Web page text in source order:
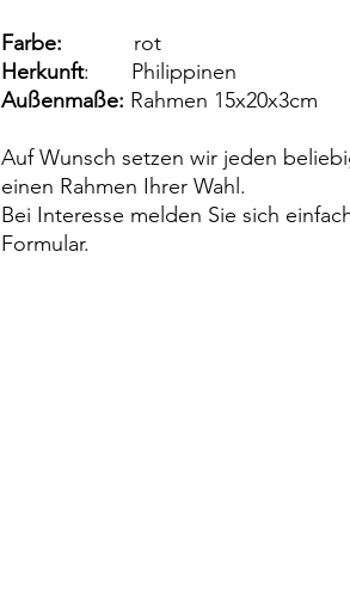
Farbe:
rot
Herkunft: Philippinen
Außenmaße: Rahmen 15x20x3cm
Auf Wunsch setzen wir jeden
einen Rahmen Ihrer Wahl.
Bei Interesse melden Sie sich
Formular.